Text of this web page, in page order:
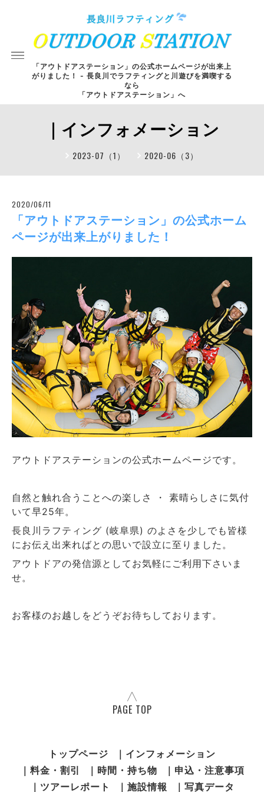
「アウトドアステーション」の公式ホームページが出来上
がりました！ - 長良川でラフティングと川遊びを満喫する
なら
「アウトドアステーション」へ
｜インフォメーション
2023-07（1） 2020-06（3）
2020/06/11
「アウトドアステーション」の公式ホーム
ページが出来上がりました！
アウトドアステーションの公式ホームページです。
自然と触れ合うことへの楽しさ ・ 素晴らしさに気付
いて早25年。
長良川ラフティング (岐阜県) のよさを少しでも皆様
にお伝え出来ればとの思いで設立に至りました。
アウトドアの発信源としてお気軽にご利用下さいま
せ。
お客様のお越しをどうぞお待ちしております。
PAGE TOP
トップページ
｜インフォメーション
｜料金・割引
｜時間・持ち物
｜申込・注意事項
｜ツアーレポート
｜施設情報 ｜写真データ